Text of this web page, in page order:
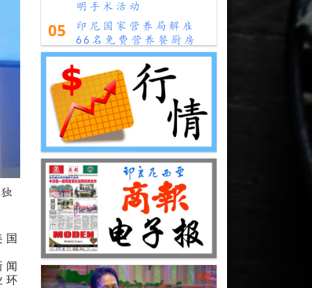
环
明手术活动
05
印尼国家营养局解雇
66名免费营养餐厨房
负责人